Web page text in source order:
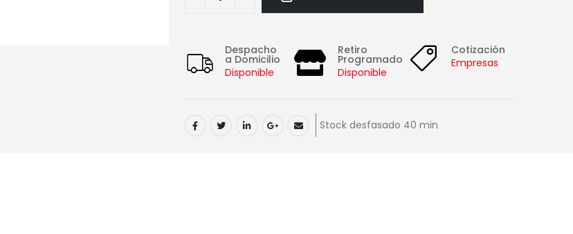
Despacho
a Domicilio
Disponible
Retiro
Programado
Disponible
Cotización
Empresas
Stock desfasado 40 min